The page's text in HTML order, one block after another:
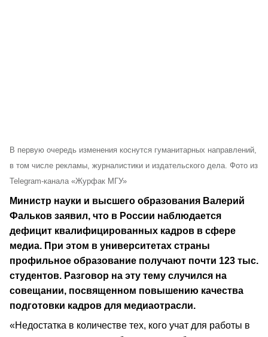
В первую очередь изменения коснутся гуманитарных направлений,
в том числе рекламы, журналистики и издательского дела. Фото из
Telegram-канала «Журфак МГУ»
Министр науки и высшего образования Валерий
Фальков заявил, что в России наблюдается
дефицит квалифицированных кадров в сфере
медиа. При этом в университетах страны
профильное образование получают почти 123 тыс.
студентов. Разговор на эту тему случился на
совещании, посвященном повышению качества
подготовки кадров для медиаотрасли.
«Недостатка в количестве тех, кого учат для работы в